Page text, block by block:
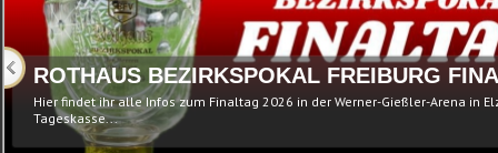
ROTHAUS BEZIRKSPOKAL FREIBURG
Hier findet ihr alle Infos zum Finaltag 2026 in der Werner-Gießler-Arena in
Tageskasse...